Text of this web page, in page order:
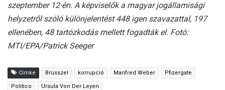
szeptember 12-én. A képviselők a magyar jogállamisági
helyzetről szóló különjelentést 448 igen szavazattal, 197
ellenében, 48 tartózkodás mellett fogadták el. Fotó:
MTI/EPA/Patrick Seeger
Címke Brüsszel korrupció Manfred Weber Pfizergate
Politico Ursula Von Der Leyen